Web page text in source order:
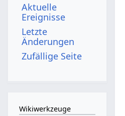
Aktuelle
Ereignisse
Letzte
Änderungen
Zufällige Seite
Wikiwerkzeuge